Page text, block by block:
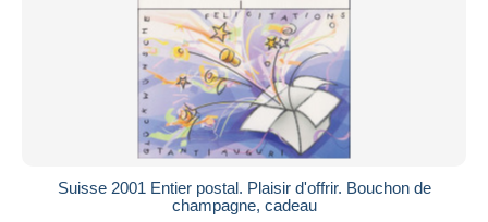
Suisse 2001 Entier postal. Plaisir d'offrir. Bouchon de
champagne, cadeau